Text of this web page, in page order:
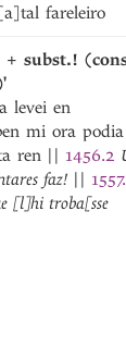
fareleiro
+ subst.!
levei en
mi ora
ren || 1456.2
faz! ||
[l]hi troba[sse